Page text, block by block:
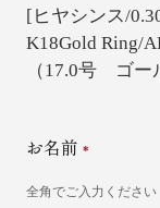
[ヒヤシンス/
K18Gold Ring/
（17.0号 ゴー
お名前
全角でご入力ください